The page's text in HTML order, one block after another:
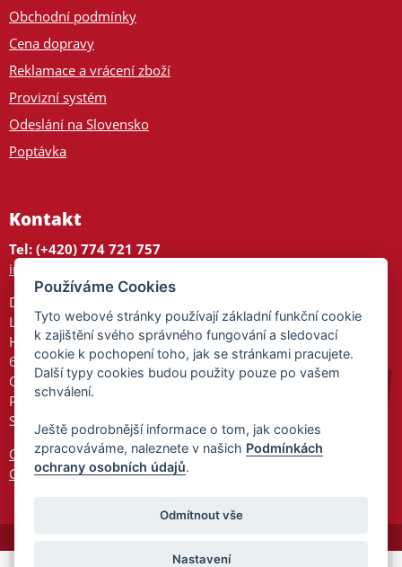
Obchodní podmínky
Cena dopravy
Reklamace a vrácení zboží
Provizní systém
Odeslání na Slovensko
Poptávka
Kontakt
Tel: (+420) 774 721 757
info@tajnedarky.cz
Dárkové centrum
Legionářů 2
Hodonín
695 01
Otevřeno:
Po-Pá 9-17
So 9-11:30
Ochrana osobních údajů
Cookies
Používáme Cookies
Tyto webové stránky používají základní funkční cookie
k zajištění svého správného fungování a sledovací
cookie k pochopení toho, jak se stránkami pracujete.
Další typy cookies budou použity pouze po vašem
schválení.
Ještě podrobnější informace o tom, jak cookies
zpracováváme, naleznete v našich Podmínkách
ochrany osobních údajů.
Odmítnout vše
Nastavení